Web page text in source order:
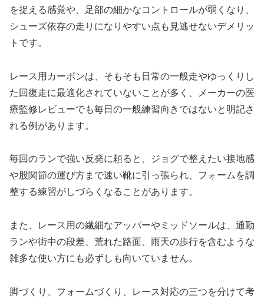
を捉える感覚や、足部の細かなコントロールが弱くなり、
シューズ依存の走りになりやすい点も見逃せないデメリッ
トです。
レース用カーボンは、そもそも日常の一般走やゆっくりし
た回復走に最適化されていないことが多く、メーカーの医
療監修レビューでも毎日の一般練習向きではないと明記さ
れる例があります。
毎回のランで強い反発に頼ると、ジョグで整えたい接地感
や股関節の運び方まで速い靴に引っ張られ、フォームを調
整する練習がしづらくなることがあります。
また、レース用の繊細なアッパーやミッドソールは、通勤
ランや街中の段差、荒れた路面、雨天の歩行を含むような
雑多な使い方にも必ずしも向いていません。
脚づくり、フォームづくり、レース対応の三つを分けて考